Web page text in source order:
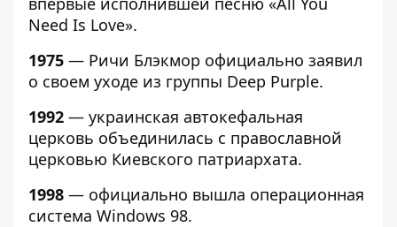
Need Is Love».
1975 — Ричи Блэкмор официально заявил
о своем уходе из группы Deep Purple.
1992 — украинская автокефальная
церковь объединилась с православной
церковью Киевского патриархата.
1998 — официально вышла операционная
система Windows 98.